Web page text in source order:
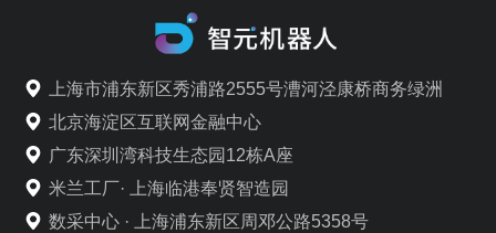
上海市浦东新区秀浦路2555号漕河泾康桥商务绿洲
北京海淀区互联网金融中心
广东深圳湾科技生态园12栋A座
米兰工厂· 上海临港奉贤智造园
数采中心 · 上海浦东新区周邓公路5358号